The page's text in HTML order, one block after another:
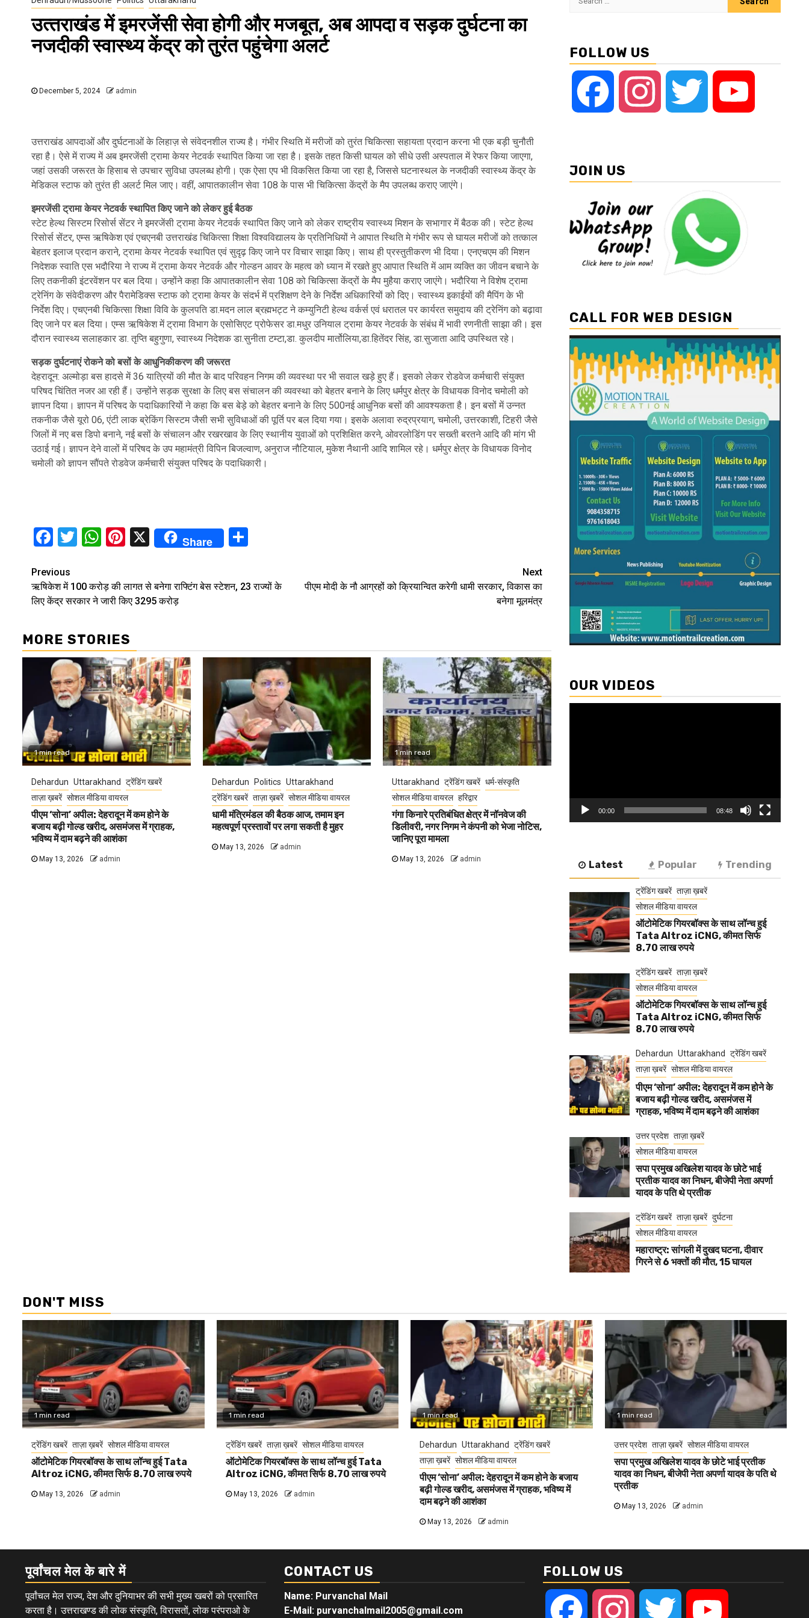
उत्‍तराखंड में इमरजेंसी सेवा होगी और मजबूत, अब आपदा व सड़क दुर्घटना का
नजदीकी स्वास्थ्य केंद्र को तुरंत पहुंचेगा अलर्ट
December 5, 2024 admin
उत्तराखंड आपदाओं और दुर्घटनाओं के लिहाज़ से संवेदनशील राज्य है। गंभीर स्थिति में मरीजों को तुरंत चिकित्सा सहायता प्रदान करना भी एक बड़ी चुनौती
रहा है। ऐसे में राज्य में अब इमरजेंसी ट्रामा केयर नेटवर्क स्थापित किया जा रहा है। इसके तहत किसी घायल को सीधे उसी अस्पताल में रेफर किया जाएगा,
जहां उसकी जरूरत के हिसाब से उपचार सुविधा उपलब्ध होगी। एक ऐसा एप भी विकसित किया जा रहा है, जिससे घटनास्थल के नजदीकी स्वास्थ्य केंद्र के
मेडिकल स्टाफ को तुरंत ही अलर्ट मिल जाए। वहीं, आपातकालीन सेवा 108 के पास भी चिकित्सा केंद्रों के मैप उपलब्ध कराए जाएंगे।
इमरजेंसी ट्रामा केयर नेटवर्क स्थापित किए जाने को लेकर हुई बैठक
स्टेट हेल्थ सिस्टम रिसोर्स सेंटर ने इमरजेंसी ट्रामा केयर नेटवर्क स्थापित किए जाने को लेकर राष्ट्रीय स्वास्थ्य मिशन के सभागार में बैठक की। स्टेट हेल्थ
रिसोर्स सेंटर, एम्स ऋषिकेश एवं एचएनबी उत्तराखंड चिकित्सा शिक्षा विश्वविद्यालय के प्रतिनिधियों ने आपात स्थिति मे गंभीर रूप से घायल मरीजों को तत्काल
बेहतर इलाज प्रदान कराने, ट्रामा केयर नेटवर्क स्थापित एवं सुदृढ़ किए जाने पर विचार साझा किए। साथ ही प्रस्तुतीकरण भी दिया। एनएचएम की मिशन
निदेशक स्वाति एस भदौरिया ने राज्य में ट्रामा केयर नेटवर्क और गोल्डन आवर के महत्व को ध्यान में रखते हुए आपात स्थिति में आम व्यक्ति का जीवन बचाने के
लिए तकनीकी इंटरवेंशन पर बल दिया। उन्होंने कहा कि आपातकालीन सेवा 108 को चिकित्सा केंद्रों के मैप मुहैया कराए जाएंगे। भदौरिया ने विशेष ट्रामा
ट्रेनिंग के संवेदीकरण और पैरामेडिक्स स्टाफ को ट्रामा केयर के संदर्भ में प्रशिक्षण देने के निर्देश अधिकारियों को दिए। स्वास्थ्य इकाईयों की मैपिंग के भी
निर्देश दिए। एचएनबी चिकित्सा शिक्षा विवि के कुलपति डा.मदन लाल ब्रह्मभट्ट ने कम्युनिटी हेल्थ वर्कर्स एवं धरातल पर कार्यरत समुदाय की ट्रेनिंग को बढ़ावा
दिए जाने पर बल दिया। एम्स ऋषिकेश में ट्रामा विभाग के एसोसिएट प्रोफेसर डा.मधुर उनियाल ट्रामा केयर नेटवर्क के संबंध में भावी रणनीती साझा की। इस
दौरान स्वास्थ्य सलाहकार डा. तृप्ति बहुगुणा, स्वास्थ्य निदेशक डा.सुनीता टम्टा,डा. कुलदीप मार्तोलिया,डा.हितेंदर सिंह, डा.सुजाता आदि उपस्थित रहे।
सड़क दुर्घटनाएं रोकने को बसों के आधुनिकीकरण की जरूरत
देहरादून: अल्मोड़ा बस हादसे में 36 यात्रियों की मौत के बाद परिवहन निगम की व्यवस्था पर भी सवाल खड़े हुए हैं। इसको लेकर रोडवेज कर्मचारी संयुक्त
परिषद चिंतित नजर आ रही हैं। उन्होंने सड़क सुरक्षा के लिए बस संचालन की व्यवस्था को बेहतर बनाने के लिए धर्मपुर क्षेत्र के विधायक विनोद चमोली को
ज्ञापन दिया। ज्ञापन में परिषद के पदाधिकारियों ने कहा कि बस बेड़े को बेहतर बनाने के लिए 500नई आधुनिक बसों की आवश्यकता है। इन बसों में उन्नत
तकनीक जैसे यूरो 06, एंटी लाक ब्रेकिंग सिस्टम जैसी सभी सुविधाओं की पूर्ति पर बल दिया गया। इसके अलावा रुद्रप्रयाग, चमोली, उत्तरकाशी, टिहरी जैसे
जिलों में नए बस डिपो बनाने, नई बसों के संचालन और रखरखाव के लिए स्थानीय युवाओं को प्रशिक्षित करने, ओवरलोडिंग पर सख्ती बरतने आदि की मांग भी
उठाई गई। ज्ञापन देने वालों में परिषद के उप महामंत्री विपिन बिजल्वाण, अनुराज नौटियाल, मुकेश नैथानी आदि शामिल रहे। धर्मपुर क्षेत्र के विधायक विनोद
चमोली को ज्ञापन सौंपते रोडवेज कर्मचारी संयुक्त परिषद के पदाधिकारी।
Facebook
Twitter
WhatsApp
Pinterest
X Share
Continue
Reading
Previous
ऋषिकेश में 100 करोड़ की लागत से बनेगा राफ्टिंग बेस स्टेशन, 23 राज्यों के
लिए केंद्र सरकार ने जारी किए 3295 करोड़
Next
पीएम मोदी के नौ आग्रहों को क्रियान्वित करेगी धामी सरकार, विकास का
बनेगा मूलमंत्र
MORE STORIES
1 min read
Dehardun Uttarakhand
ट्रेंडिंग खबरें
ताज़ा ख़बरें सोशल मीडिया वायरल
पीएम ‘सोना’ अपील: देहरादून में कम होने के
बजाय बढ़ी गोल्ड खरीद, असमंजस में ग्राहक,
भविष्य में दाम बढ़ने की आशंका
May 13, 2026 admin
Dehardun Politics Uttarakhand
ट्रेंडिंग खबरें ताज़ा ख़बरें सोशल मीडिया वायरल
धामी मंत्रिमंडल की बैठक आज, तमाम इन
महत्वपूर्ण प्रस्तावों पर लगा सकती है मुहर
May 13, 2026 admin
1 min read
Uttarakhand ट्रेंडिंग खबरें धर्म-संस्कृति
सोशल मीडिया वायरल हरिद्वार
गंगा किनारे प्रतिबंधित क्षेत्र में नॉनवेज की
डिलीवरी, नगर निगम ने कंपनी को भेजा नोटिस,
जानिए पूरा मामला
May 13, 2026 admin
FOLLOW US
Facebook Instagram Twitter
JOIN US
CALL FOR WEB DESIGN
OUR VIDEOS
00:00 08:48
Latest Popular Trending
ट्रेंडिंग खबरें ताज़ा ख़बरें
सोशल मीडिया वायरल
ऑटोमेटिक गियरबॉक्स के साथ लॉन्च हुई
Tata Altroz iCNG, कीमत सिर्फ
8.70 लाख रुपये
ट्रेंडिंग खबरें ताज़ा ख़बरें
सोशल मीडिया वायरल
ऑटोमेटिक गियरबॉक्स के साथ लॉन्च हुई
Tata Altroz iCNG, कीमत सिर्फ
8.70 लाख रुपये
Dehardun Uttarakhand
ट्रेंडिंग खबरें
ताज़ा ख़बरें सोशल मीडिया वायरल
पीएम ‘सोना’ अपील: देहरादून में कम होने के
बजाय बढ़ी गोल्ड खरीद, असमंजस में
ग्राहक, भविष्य में दाम बढ़ने की आशंका
उत्तर प्रदेश ताज़ा ख़बरें
सोशल मीडिया वायरल
सपा प्रमुख अखिलेश यादव के छोटे भाई
प्रतीक यादव का निधन, बीजेपी नेता अपर्णा
यादव के पति थे प्रतीक
ट्रेंडिंग खबरें ताज़ा ख़बरें दुर्घटना
सोशल मीडिया वायरल
महाराष्ट्र: सांगली में दुखद घटना, दीवार
गिरने से 6 भक्तों की मौत, 15 घायल
DON'T MISS
1 min read
ट्रेंडिंग खबरें ताज़ा ख़बरें सोशल मीडिया वायरल
ऑटोमेटिक गियरबॉक्स के साथ लॉन्च हुई Tata
Altroz iCNG, कीमत सिर्फ 8.70 लाख रुपये
May 13, 2026 admin
1 min read
ट्रेंडिंग खबरें ताज़ा ख़बरें सोशल मीडिया वायरल
ऑटोमेटिक गियरबॉक्स के साथ लॉन्च हुई Tata
Altroz iCNG, कीमत सिर्फ 8.70 लाख रुपये
May 13, 2026 admin
1 min read
Dehardun Uttarakhand
ट्रेंडिंग खबरें
ताज़ा ख़बरें सोशल मीडिया वायरल
पीएम ‘सोना’ अपील: देहरादून में कम होने के बजाय
बढ़ी गोल्ड खरीद, असमंजस में ग्राहक, भविष्य में
दाम बढ़ने की आशंका
May 13, 2026 admin
1 min read
उत्तर प्रदेश ताज़ा ख़बरें सोशल मीडिया वायरल
सपा प्रमुख अखिलेश यादव के छोटे भाई प्रतीक
यादव का निधन, बीजेपी नेता अपर्णा यादव के पति थे
प्रतीक
May 13, 2026 admin
पूर्वांचल मेल के बारे में
पूर्वांचल मेल राज्य, देश और दुनियाभर की सभी मुख्य खबरों को प्रसारित
करता है। उत्तराखण्ड की लोक संस्कृति, विरासतों, लोक परंपराओ के
CONTACT US
Name: Purvanchal Mail
E-Mail: purvanchalmail2005@gmail.com
FOLLOW US
Facebook Instagram Twitter